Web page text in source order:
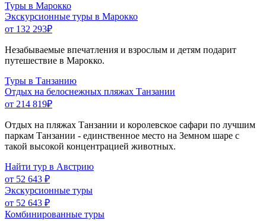
Туры в Марокко
Экскурсионные туры в Марокко
от 132 293₽
Незабываемые впечатления и взрослым и детям подарит
путешествие в Марокко.
Туры в Танзанию
Отдых на белоснежных пляжах Танзании
от 214 819₽
Отдых на пляжах Танзании и королевское сафари по лучшим
паркам Танзании - единственное место на Земном шаре с
такой высокой концентрацией животных.
Найти тур в Австрию
от 52 643 ₽
Экскурсионные туры
от 52 643 ₽
Комбинированные туры